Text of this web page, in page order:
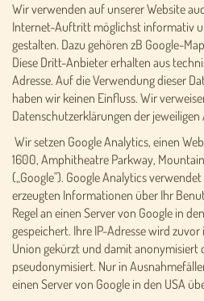
Wir verwenden auf unserer Website
Internet-Auftritt möglichst informativ
gestalten. Dazu gehören zB Google-
Diese Dritt-Anbieter erhalten aus
Adresse. Auf die Verwendung dieser
haben wir keinen Einfluss. Wir
Datenschutzerklärungen der jeweiligen
Wir setzen Google Analytics, einen
1600, Amphitheatre Parkway,
(„Google"). Google Analytics
erzeugten Informationen über Ihr
Regel an einen Server von Google in
gespeichert. Ihre IP-Adresse wird
Union gekürzt und damit anonymisiert
pseudonymisiert. Nur in
einen Server von Google in den USA